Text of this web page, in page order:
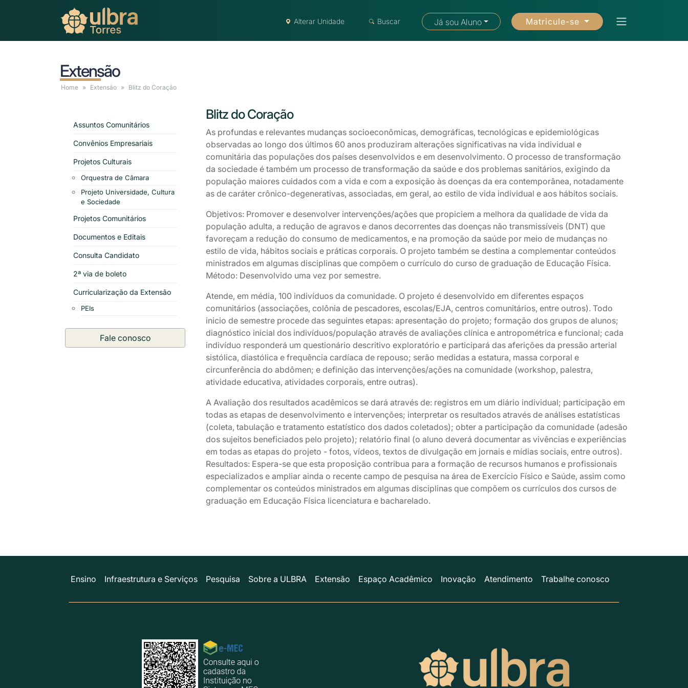
Alterar Unidade Buscar Já sou Aluno Matricule-se
Extensão
Home Extensão Blitz do Coração
Assuntos Comunitários
Convênios Empresariais
Projetos Culturais
Orquestra de Câmara
Projeto Universidade, Cultura
e Sociedade
Projetos Comunitários
Documentos e Editais
Consulta Candidato
2ª via de boleto
Curricularização da Extensão
PEIs
Fale conosco
Blitz do Coração
As profundas e relevantes mudanças socioeconômicas, demográficas, tecnológicas e epidemiológicas
observadas ao longo dos últimos 60 anos produziram alterações significativas na vida individual e
comunitária das populações dos países desenvolvidos e em desenvolvimento. O processo de transformação
da sociedade é também um processo de transformação da saúde e dos problemas sanitários, exigindo da
população maiores cuidados com a vida e com a exposição às doenças da era contemporânea, notadamente
as de caráter crônico-degenerativas, associadas, em geral, ao estilo de vida individual e aos hábitos sociais.
Objetivos: Promover e desenvolver intervenções/ações que propiciem a melhora da qualidade de vida da
população adulta, a redução de agravos e danos decorrentes das doenças não transmissíveis (DNT) que
favoreçam a redução do consumo de medicamentos, e na promoção da saúde por meio de mudanças no
estilo de vida, hábitos sociais e práticas corporais. O projeto também se destina a complementar conteúdos
ministrados em algumas disciplinas que compõem o currículo do curso de graduação de Educação Física.
Método: Desenvolvido uma vez por semestre.
Atende, em média, 100 indivíduos da comunidade. O projeto é desenvolvido em diferentes espaços
comunitários (associações, colônia de pescadores, escolas/EJA, centros comunitários, entre outros). Todo
inicio de semestre procede das seguintes etapas: apresentação do projeto; formação dos grupos de alunos;
diagnóstico inicial dos indivíduos/população através de avaliações clínica e antropométrica e funcional; cada
indivíduo responderá um questionário descritivo exploratório e participará das aferições da pressão arterial
sistólica, diastólica e frequência cardíaca de repouso; serão medidas a estatura, massa corporal e
circunferência do abdômen; e definição das intervenções/ações na comunidade (workshop, palestra,
atividade educativa, atividades corporais, entre outras).
A Avaliação dos resultados acadêmicos se dará através de: registros em um diário individual; participação em
todas as etapas de desenvolvimento e intervenções; interpretar os resultados através de análises estatísticas
(coleta, tabulação e tratamento estatístico dos dados coletados); obter a participação da comunidade (adesão
dos sujeitos beneficiados pelo projeto); relatório final (o aluno deverá documentar as vivências e experiências
em todas as etapas do projeto - fotos, vídeos, textos de divulgação em jornais e mídias sociais, entre outros).
Resultados: Espera-se que esta proposição contribua para a formação de recursos humanos e profissionais
especializados e ampliar ainda o recente campo de pesquisa na área de Exercício Físico e Saúde, assim como
complementar os conteúdos ministrados em algumas disciplinas que compõem os currículos dos cursos de
graduação em Educação Física licenciatura e bacharelado.
Ensino Infraestrutura e Serviços Pesquisa Sobre a ULBRA Extensão Espaço Acadêmico Inovação Atendimento Trabalhe conosco